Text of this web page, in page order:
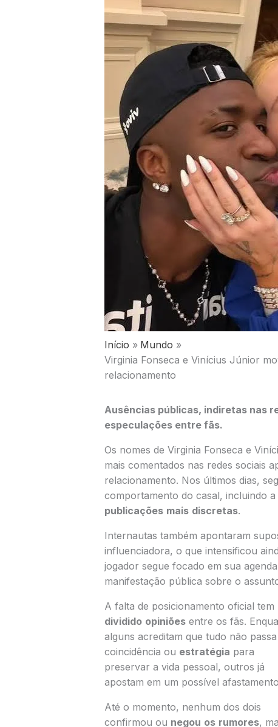
Início
Mundo
Virginia Fonseca e Vinícius Júnior
relacionamento
Ausências públicas, indiretas nas
especulações entre fãs.
Os nomes de Virginia Fonseca e
mais comentados nas redes sociais
relacionamento. Nos últimos dias,
comportamento do casal, incluindo
publicações mais discretas.
Internautas também apontaram
influenciadora, o que intensificou
jogador segue focado em sua
manifestação pública sobre o
A falta de posicionamento oficial tem
dividido opiniõesentre os fãs.
alguns acreditam que tudo não
coincidência ou estratégia para
preservar a vida pessoal, outros já
apostam em um possível
Até o momento, nenhum dos dois
confirmou ou negou os rumores,